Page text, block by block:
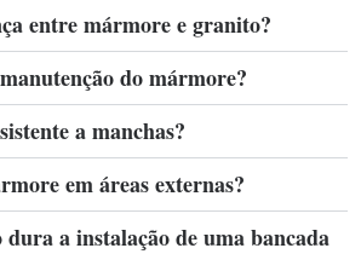
entre mármore e granito?
do mármore?
a manchas?
em áreas externas?
a instalação de uma bancada